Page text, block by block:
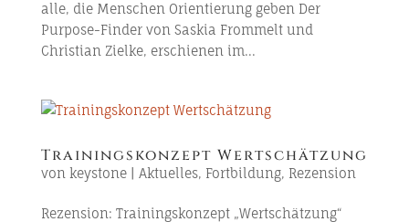
alle, die Menschen Orientierung geben Der
Purpose-Finder von Saskia Frommelt und
Christian Zielke, erschienen im...
Trainingskonzept Wertschätzung
von keystone| Aktuelles, Fortbildung, Rezension
Rezension: Trainingskonzept „Wertschätzung“